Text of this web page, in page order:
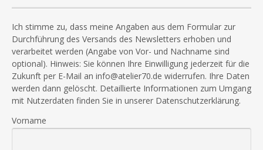
Ich stimme zu, dass meine Angaben aus dem Formular zur
Durchführung des Versands des Newsletters erhoben und
verarbeitet werden (Angabe von Vor- und Nachname sind
optional). Hinweis: Sie können Ihre Einwilligung jederzeit für die
Zukunft per E-Mail an info@atelier70.de widerrufen. Ihre Daten
werden dann gelöscht. Detaillierte Informationen zum Umgang
mit Nutzerdaten finden Sie in unserer Datenschutzerklärung.
Vorname